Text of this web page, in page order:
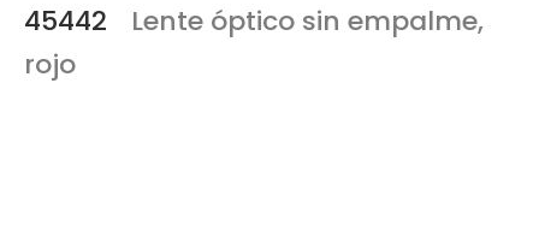
45442
Lente óptico sin empalme,
rojo